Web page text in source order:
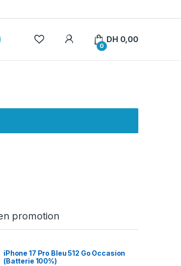
My Account
0
DH 0,00
promotion
iPhone 17 Pro Bleu 512 Go Occasion
(Batterie 100%)